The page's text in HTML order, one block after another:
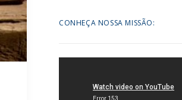
CONHEÇA NOSSA MISSÃO: